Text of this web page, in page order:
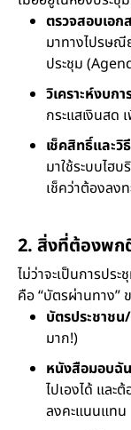
ตรวจสอบเอก
มาทางไปรษณี
ประชุม
วิเคราะห์งบกา
กระแสเงินสด
เช็คสิทธิ์และวิ
มาใช้ระบบไฮ
เช็คว่าต้องลง
2. สิ่งที่ต้องพ
ไม่ว่าจะเป็นการปร
คือ “บัตรผ่านทาง”
บัตรประชาช
มาก!)
หนังสือมอบฉั
ไปเองได้ และ
ลงคะแนนแทน